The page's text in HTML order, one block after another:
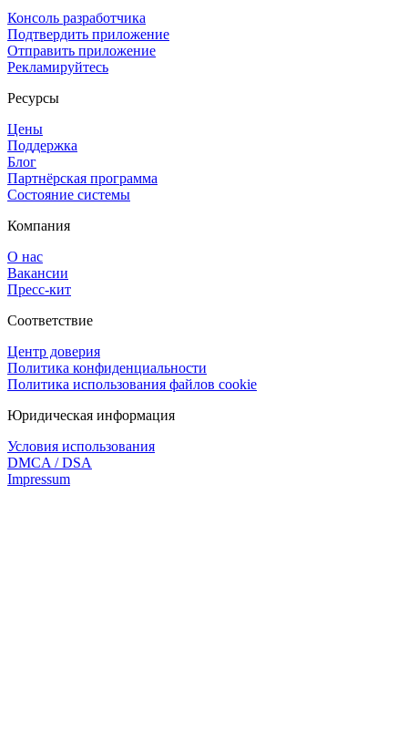
Консоль разработчика
Подтвердить приложение
Отправить приложение
Рекламируйтесь
Ресурсы
Цены
Поддержка
Блог
Партнёрская программа
Состояние системы
Компания
О нас
Вакансии
Пресс-кит
Соответствие
Центр доверия
Политика конфиденциальности
Политика использования файлов cookie
Юридическая информация
Условия использования
DMCA / DSA
Impressum